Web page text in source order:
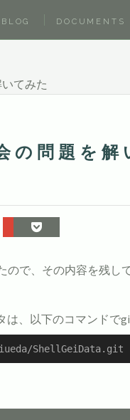
BLOG DOCUMENTS
てみた
の問題を解
ので、その内容を残
は、以下のコマンドで
ShellGeiData.git